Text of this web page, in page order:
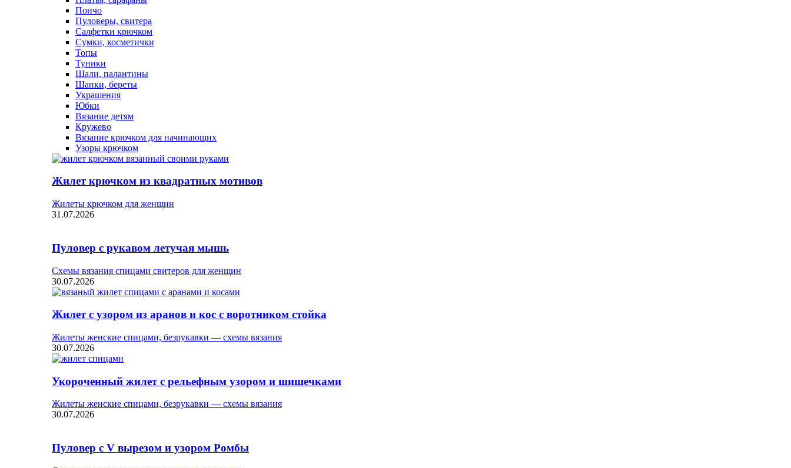
Пончо
Пуловеры, свитера
Салфетки крючком
Сумки, косметички
Топы
Туники
Шали, палантины
Шапки, береты
Украшения
Юбки
Вязание детям
Кружево
Вязание крючком для начинающих
Узоры крючком
Жилет крючком из квадратных мотивов
Жилеты крючком для женщин
31.07.2026
Пуловер с рукавом летучая мышь
Схемы вязания спицами свитеров для женщин
30.07.2026
Жилет с узором из аранов и кос с воротником стойка
Жилеты женские спицами, безрукавки — схемы вязания
30.07.2026
Укороченный жилет с рельефным узором и шишечками
Жилеты женские спицами, безрукавки — схемы вязания
30.07.2026
Пуловер с V вырезом и узором Ромбы